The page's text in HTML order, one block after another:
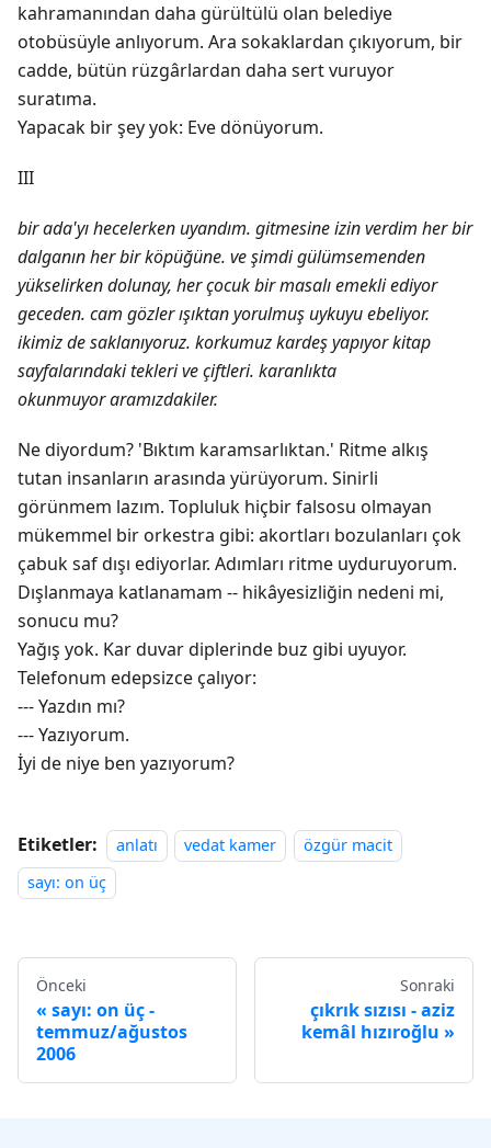
kahramanından daha gürültülü olan belediye
otobüsüyle anlıyorum. Ara sokaklardan çıkıyorum, bir
cadde, bütün rüzgârlardan daha sert vuruyor
suratıma.
Yapacak bir şey yok: Eve dönüyorum.
III
bir ada'yı hecelerken uyandım. gitmesine izin verdim her bir
dalganın her bir köpüğüne. ve şimdi gülümsemenden
yükselirken dolunay, her çocuk bir masalı emekli ediyor
geceden. cam gözler ışıktan yorulmuş uykuyu ebeliyor.
ikimiz de saklanıyoruz. korkumuz kardeş yapıyor kitap
sayfalarındaki tekleri ve çiftleri. karanlıkta
okunmuyor aramızdakiler.
Ne diyordum? 'Bıktım karamsarlıktan.' Ritme alkış
tutan insanların arasında yürüyorum. Sinirli
görünmem lazım. Topluluk hiçbir falsosu olmayan
mükemmel bir orkestra gibi: akortları bozulanları çok
çabuk saf dışı ediyorlar. Adımları ritme uyduruyorum.
Dışlanmaya katlanamam -- hikâyesizliğin nedeni mi,
sonucu mu?
Yağış yok. Kar duvar diplerinde buz gibi uyuyor.
Telefonum edepsizce çalıyor:
--- Yazdın mı?
--- Yazıyorum.
İyi de niye ben yazıyorum?
Etiketler: anlatı vedat kamer
özgür macit
sayı: on üç
Önceki
sayı: on üç -
temmuz/ağustos
2006
Sonraki
çıkrık sızısı - aziz
kemâl hızıroğlu